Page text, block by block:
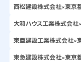
西松建設株式会社×東京都
大和ハウス工業株式会社×
東亜建設工業株式会社×東
東急建設株式会社×東京都